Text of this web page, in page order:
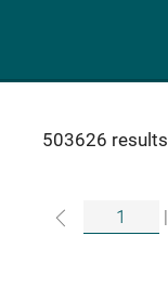
503626 results
|